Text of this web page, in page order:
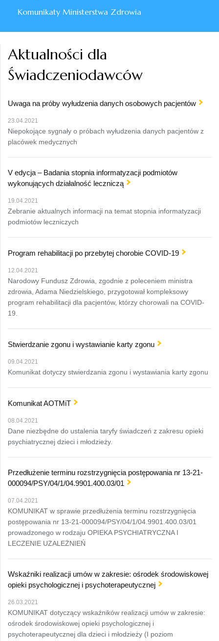
Komunikaty Ministerstwa Zdrowia
Aktualności dla
Świadczeniodawców
Uwaga na próby wyłudzenia danych osobowych pacjentów
23.04.2021
Niepokojące sygnały o próbach wyłudzenia danych pacjentów z
placówek medycznych
V edycja – Badania stopnia informatyzacji podmiotów
wykonujących działalność leczniczą
19.04.2021
Zebranie aktualnych informacji na temat stopnia informatyzacji
podmiotów leczniczych
Program rehabilitacji po przebytej chorobie COVID-19
12.04.2021
Narodowy Fundusz Zdrowia, zgodnie z poleceniem ministra
zdrowia, Adama Niedzielskiego, przygotował kompleksowy
program rehabilitacji dla pacjentów, którzy chorowali na COVID-
19.
Stwierdzanie zgonu i wystawianie karty zgonu
09.04.2021
Komunikat dotyczy stwierdzania zgonu i wystawiania karty zgonu
Komunikat AOTMiT
08.04.2021
Dane niezbędne do ustalenia taryfy świadczeń z zakresu opieki
psychiatrycznej dzieci i młodzieży.
Przedłużenie terminu rozstrzygnięcia postępowania nr 13-21-
000094/PSY/04/1/04.9901.400.03/01
07.04.2021
KOMUNIKAT w sprawie przedłużenia terminu rozstrzygnięcia
postępowania nr 13-21-000094/PSY/04/1/04.9901.400.03/01
prowadzonego w rodzaju OPIEKA PSYCHIATRYCZNA I
LECZENIE UZALEŻNIEŃ
Wskaźniki realizacji umów w zakresie: ośrodek środowiskowej
opieki psychologicznej i psychoterapeutycznej
26.03.2021
KOMUNIKAT dotyczący wskaźników realizacji umów w zakresie:
ośrodek środowiskowej opieki psychologicznej i
psychoterapeutycznej dla dzieci i młodzieży (I poziom